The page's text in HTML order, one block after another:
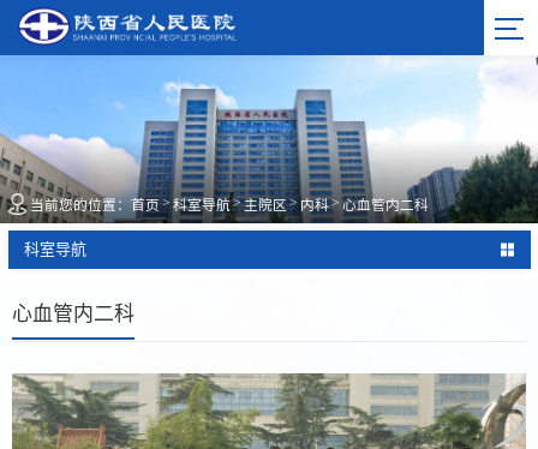
当前您的位置： 首页 > 科室导航>主院区> 内科> 心血管内二科
科室导航
心血管内二科